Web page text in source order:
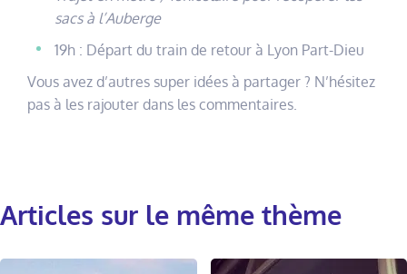
sacs à l’Auberge
19h : Départ du train de retour à Lyon Part-Dieu
Vous avez d’autres super idées à partager ? N’hésitez
pas à les rajouter dans les commentaires.
Articles sur le même thème